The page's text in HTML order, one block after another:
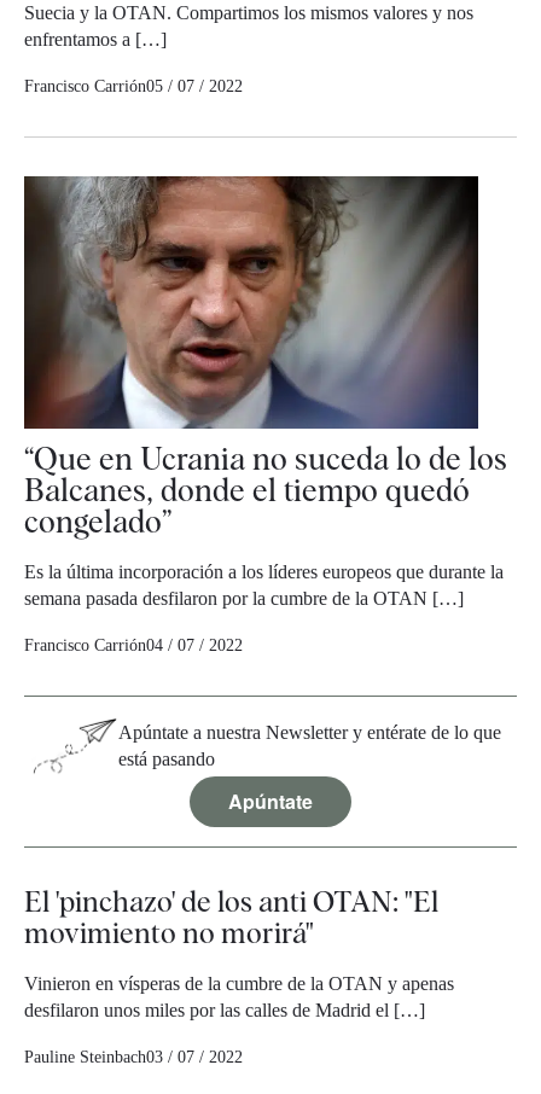
Suecia y la OTAN. Compartimos los mismos valores y nos
enfrentamos a […]
Francisco Carrión05 / 07 / 2022
“Que en Ucrania no suceda lo de los
Balcanes, donde el tiempo quedó
congelado”
Es la última incorporación a los líderes europeos que durante la
semana pasada desfilaron por la cumbre de la OTAN […]
Francisco Carrión04 / 07 / 2022
Apúntate a nuestra Newsletter y entérate de lo que
está pasando
Apúntate
El 'pinchazo' de los anti OTAN: "El
movimiento no morirá"
Vinieron en vísperas de la cumbre de la OTAN y apenas
desfilaron unos miles por las calles de Madrid el […]
Pauline Steinbach03 / 07 / 2022